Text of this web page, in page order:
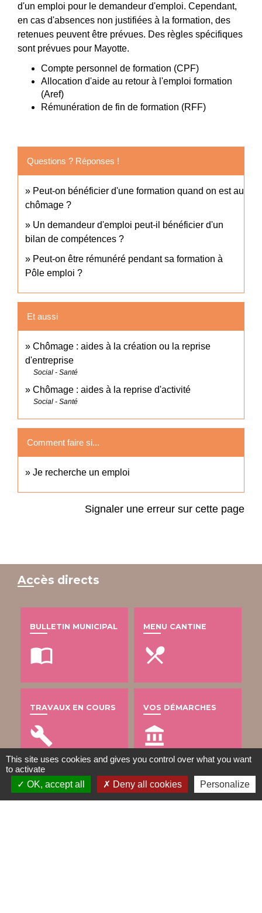
d'un emploi pour le demandeur d'emploi. Cependant,
en cas d'absences non justifiées à la formation, des
retenues peuvent être prévues. Des règles spécifiques
sont prévues pour Mayotte.
Compte personnel de formation (CPF)
Allocation d'aide au retour à l'emploi formation
(Aref)
Rémunération de fin de formation (RFF)
Questions ? Réponses !
Peut-on bénéficier d'une formation quand on est au
chômage ?
Un demandeur d'emploi peut-il bénéficier d'un
bilan de compétences ?
Peut-on être rémunéré pendant sa formation à
Pôle emploi ?
Et aussi
Chômage : aides à la création ou la reprise
d'entreprise
Social - Santé
Chômage : aides à la reprise d'activité
Social - Santé
Comment faire si...
Je recherche un emploi
Signaler une erreur sur cette page
Accès directs
BULLETIN MUNICIPAL
import_contacts
MENU CANTINE
local_dining
TRAVAUX EN COURS
build
VOS DÉMARCHES
account_balance
DÉCHETS
This site uses cookies and gives you control over what you want
to activate
OK, accept all
Deny all cookies Personalize